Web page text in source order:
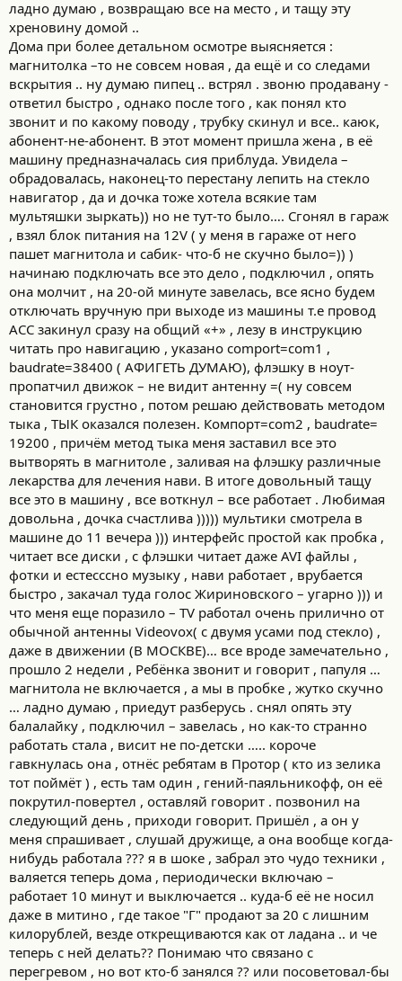
ладно думаю , возвращаю все на место , и тащу эту
хреновину домой ..
Дома при более детальном осмотре выясняется :
магнитолка –то не совсем новая , да ещё и со следами
вскрытия .. ну думаю пипец .. встрял . звоню продавану -
ответил быстро , однако после того , как понял кто
звонит и по какому поводу , трубку скинул и все.. каюк,
абонент-не-абонент. В этот момент пришла жена , в её
машину предназначалась сия приблуда. Увидела –
обрадовалась, наконец-то перестану лепить на стекло
навигатор , да и дочка тоже хотела всякие там
мультяшки зыркать)) но не тут-то было…. Сгонял в гараж
, взял блок питания на 12V ( у меня в гараже от него
пашет магнитола и сабик- что-б не скучно было=)) )
начинаю подключать все это дело , подключил , опять
она молчит , на 20-ой минуте завелась, все ясно будем
отключать вручную при выходе из машины т.е провод
АСС закинул сразу на общий «+» , лезу в инструкцию
читать про навигацию , указано comport=com1 ,
baudrate=38400 ( АФИГЕТЬ ДУМАЮ), флэшку в ноут-
пропатчил движок – не видит антенну =( ну совсем
становится грустно , потом решаю действовать методом
тыка , ТЫК оказался полезен. Компорт=com2 , baudrate=
19200 , причём метод тыка меня заставил все это
вытворять в магнитоле , заливая на флэшку различные
лекарства для лечения нави. В итоге довольный тащу
все это в машину , все воткнул – все работает . Любимая
довольна , дочка счастлива ))))) мультики смотрела в
машине до 11 вечера ))) интерфейс простой как пробка ,
читает все диски , с флэшки читает даже AVI файлы ,
фотки и естесссно музыку , нави работает , врубается
быстро , закачал туда голос Жириновского – угарно ))) и
что меня еще поразило – TV работал очень прилично от
обычной антенны Videovox( с двумя усами под стекло) ,
даже в движении (В МОСКВЕ)… все вроде замечательно ,
прошло 2 недели , Ребёнка звонит и говорит , папуля …
магнитола не включается , а мы в пробке , жутко скучно
… ладно думаю , приедут разберусь . снял опять эту
балалайку , подключил – завелась , но как-то странно
работать стала , висит не по-детски ….. короче
гавкнулась она , отнёс ребятам в Протор ( кто из зелика
тот поймёт ) , есть там один , гений-паяльникофф, он её
покрутил-повертел , оставляй говорит . позвонил на
следующий день , приходи говорит. Пришёл , а он у
меня спрашивает , слушай дружище, а она вообще когда-
нибудь работала ??? я в шоке , забрал это чудо техники ,
валяется теперь дома , периодически включаю –
работает 10 минут и выключается .. куда-б её не носил
даже в митино , где такое "Г" продают за 20 с лишним
килорублей, везде открещиваются как от ладана .. и че
теперь с ней делать?? Понимаю что связано с
перегревом , но вот кто-б занялся ?? или посоветовал-бы